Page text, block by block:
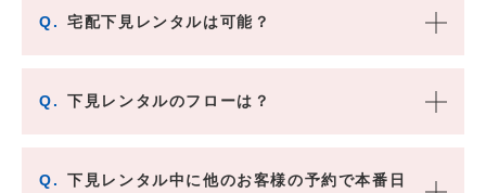
Q. 宅配下見レンタルは可能？
Q. 下見レンタルのフローは？
Q.
下見レンタル中に他のお客様の予約で本番日